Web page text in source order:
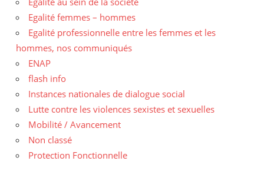
Egalité femmes – hommes
Egalité professionnelle entre les femmes et les
hommes, nos communiqués
ENAP
flash info
Instances nationales de dialogue social
Lutte contre les violences sexistes et sexuelles
Mobilité / Avancement
Non classé
Protection Fonctionnelle